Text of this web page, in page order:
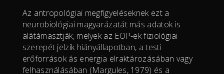
Az antropológiai megfigyeléseknek ezt a
neurobiológiai magyarázatát más adatok is
alátámasztják, melyek az EOP-ek fiziológiai
szerepét jelzik hiányállapotban, a testi
erőforrások ás energia elraktározásában vagy
felhasználásában (Margules, 1979) és a